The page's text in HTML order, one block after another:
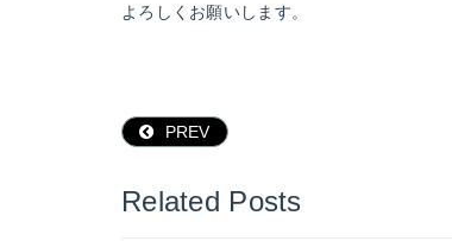
よろしくお願いします。
PREV
Related Posts